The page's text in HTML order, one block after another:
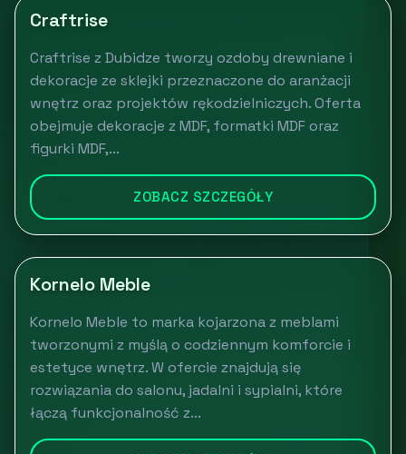
Craftrise
Craftrise z Dubidze tworzy ozdoby drewniane i
dekoracje ze sklejki przeznaczone do aranżacji
wnętrz oraz projektów rękodzielniczych. Oferta
obejmuje dekoracje z MDF, formatki MDF oraz
figurki MDF,...
ZOBACZ SZCZEGÓŁY
Kornelo Meble
Kornelo Meble to marka kojarzona z meblami
tworzonymi z myślą o codziennym komforcie i
estetyce wnętrz. W ofercie znajdują się
rozwiązania do salonu, jadalni i sypialni, które
łączą funkcjonalność z...